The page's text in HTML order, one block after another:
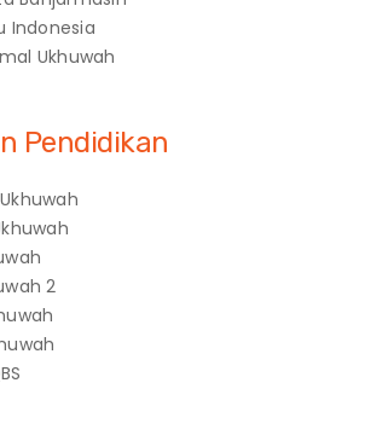
Indonesia
Ukhuwah
Pendidikan
2